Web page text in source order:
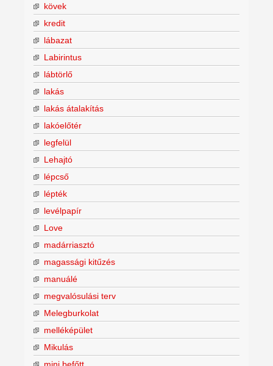
kövek
kredit
lábazat
Labirintus
lábtörlő
lakás
lakás átalakítás
lakóelőtér
legfelül
Lehajtó
lépcső
lépték
levélpapír
Love
madárriasztó
magassági kitűzés
manuálé
megvalósulási terv
Melegburkolat
melléképület
Mikulás
mini befőtt